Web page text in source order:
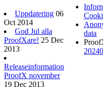
Uppdatering 06
Oct 2014
God Jul alla
ProofXare! 25 Dec
2013
Releaseinformation
ProofX november
19 Dec 2013
data